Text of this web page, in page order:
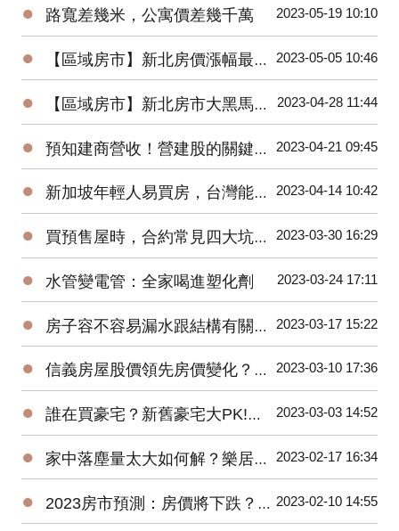
● 路寬差幾米，公寓價差幾千萬 2023-05-19 10:10
● 【區域房市】新北房價漲幅最高–土城暫緩重劃區 2023-05-05 10:46
● 【區域房市】新北房市大黑馬！土城區房價上漲的三大原因？ 2023-04-28 11:44
● 預知建商營收！營建股的關鍵指標與操作秘訣 2023-04-21 09:45
● 新加坡年輕人易買房，台灣能借鏡？房市回溫？住商徐佳馨獨家分析 2023-04-14 10:42
● 買預售屋時，合約常見四大坑！你踩到了幾坑？ 2023-03-30 16:29
● 水管變電管：全家喝進塑化劑 2023-03-24 17:11
● 房子容不容易漏水跟結構有關係？戴雲發教你怎麼看！ 2023-03-17 15:22
● 信義房屋股價領先房價變化？準確率超高！ 2023-03-10 17:36
● 誰在買豪宅？新舊豪宅大PK!遠雄豪宅銷售團隊親身分享-遠雄Park One 2023-03-03 14:52
● 家中落塵量太大如何解？樂居創辦人Pearl換紗窗體驗大公開！ 2023-02-17 16:34
● 2023房市預測：房價將下跌？萬事俱備，尚欠東風！ 2023-02-10 14:55